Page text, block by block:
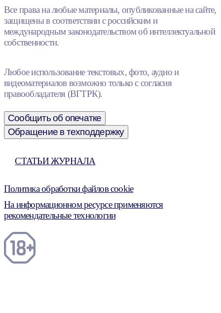
Все права на любые материалы, опубликованные на сайте,
защищены в соответствии с российским и
международным законодательством об интеллектуальной
собственности.
Любое использование текстовых, фото, аудио и
видеоматериалов возможно только с согласия
правообладателя (ВГТРК).
Сообщить об опечатке
Обращение в техподдержку
СТАТЬИ ЖУРНАЛА
Политика обработки файлов cookie
На информационном ресурсе применяются
рекомендательные технологии